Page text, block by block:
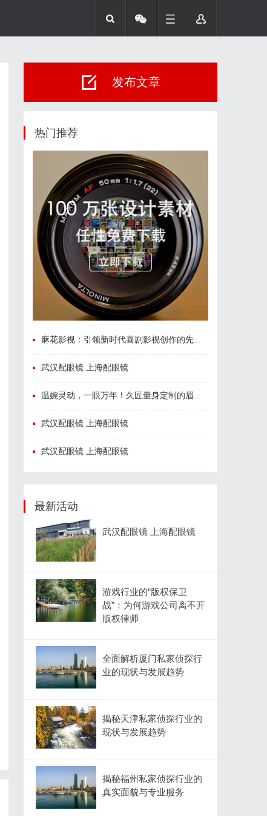
发布文章
热门推荐
麻花影视：引领新时代喜剧影视创作的先锋力量
武汉配眼镜 上海配眼镜
温婉灵动，一眼万年！久匠量身定制的眉眼唇，才是你整张脸的点睛之笔！淡颜系女生的气质加分项
武汉配眼镜 上海配眼镜
武汉配眼镜 上海配眼镜
最新活动
武汉配眼镜 上海配眼镜
游戏行业的“版权保卫
战”：为何游戏公司离不开
版权律师
全面解析厦门私家侦探行
业的现状与发展趋势
揭秘天津私家侦探行业的
现状与发展趋势
揭秘福州私家侦探行业的
真实面貌与专业服务